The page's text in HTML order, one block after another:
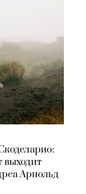
выходит
Арнольд